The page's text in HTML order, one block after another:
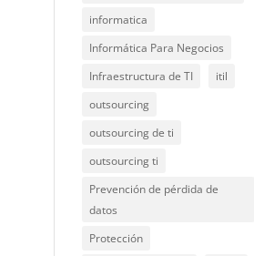
informatica
Informática Para Negocios
Infraestructura de TI
itil
outsourcing
outsourcing de ti
outsourcing ti
Prevención de pérdida de
datos
Protección